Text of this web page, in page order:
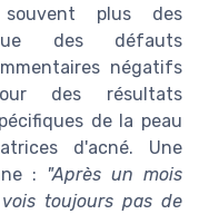
plus des
des défauts
négatifs
des résultats
de la peau
d'acné. Une
:
"Après un mois
toujours pas de